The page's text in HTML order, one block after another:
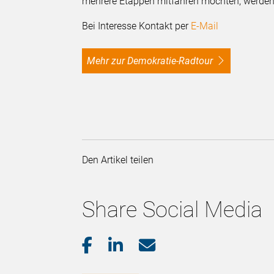
Bei Interesse Kontakt per E-Mail
Mehr zur Demokratie-Radtour
Den Artikel teilen
Share Social Media